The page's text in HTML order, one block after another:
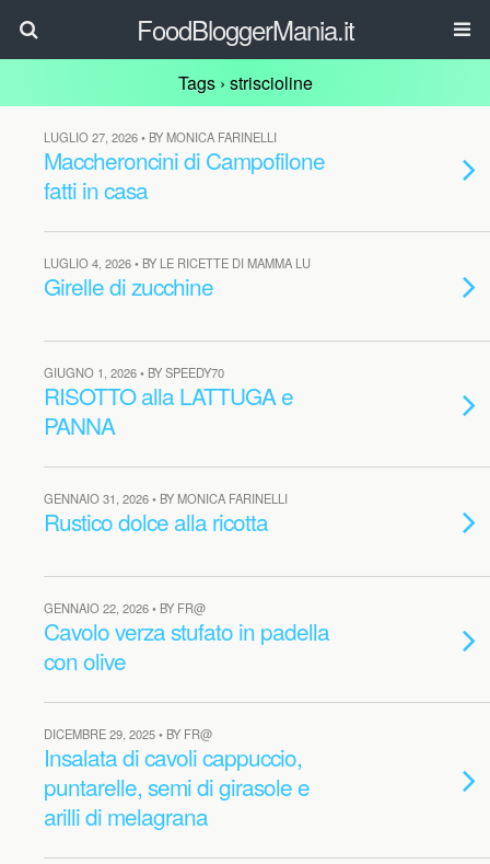
FoodBloggerMania.it
Tags › striscioline
LUGLIO 27, 2026 • BY MONICA FARINELLI
Maccheroncini di Campofilone
fatti in casa
LUGLIO 4, 2026 • BY LE RICETTE DI MAMMA LU
Girelle di zucchine
GIUGNO 1, 2026 • BY SPEEDY70
RISOTTO alla LATTUGA e
PANNA
GENNAIO 31, 2026 • BY MONICA FARINELLI
Rustico dolce alla ricotta
GENNAIO 22, 2026 • BY FR@
Cavolo verza stufato in padella
con olive
DICEMBRE 29, 2025 • BY FR@
Insalata di cavoli cappuccio,
puntarelle, semi di girasole e
arilli di melagrana